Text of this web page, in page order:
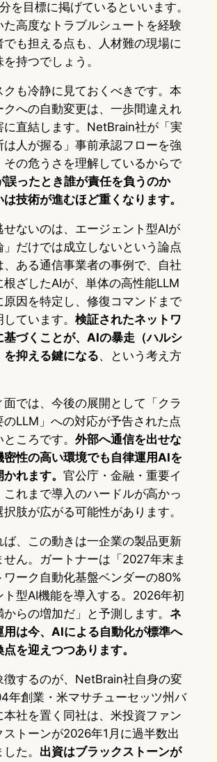
を目標に掲げているといいます。
た高度なトラブルシュートを経験
でも担える点も、人材難の現場に
持つでしょう。
クも冷静に見ておくべきです。本
クへの自動変更は、一歩間違えれ
に直結します。NetBrain社が「実
は人が握る」事前承認フローを強
その危うさを理解しているからで
誤ったとき誰が責任を負うのか
技術が進むほど重くなります。
せないのは、エージェント型AIが
」だけでは成立しないという論点
、ある通信事業者の事例で、自社
ざしたAIが、単体の高性能LLM
原因を特定し、修復コマンドまで
ています。 検証されたネットワ
基づくことが、AIの暴走（ハルシ
を抑える鍵になる、という考え方
面では、今後の展開として「クラ
のLLM」への対応が予告された点
ころです。 外部へ通信を出せな
密性の高い環境でも自律運用AIを
れます。 官公庁・金融・重要イ
これまで導入のハードルが高かっ
肢が広がる可能性があります。
ば、この動きは一企業の製品更新
せん。ガートナーは「2027年末ま
ワーク自動化基盤ベンダーの80%
ト型AI機能を導入する。2026年初
らの増加だ」と予測します。 ネ
用は今、AIによる自動化が標準へ
を迎えつつあります。
徴するのが、NetBrain社自身の変
年創業・米マサチューセッツ州バ
本社を置く同社は、米投資ファン
ストーンが2026年1月に過半数出
た。 出資はブラックストーンが